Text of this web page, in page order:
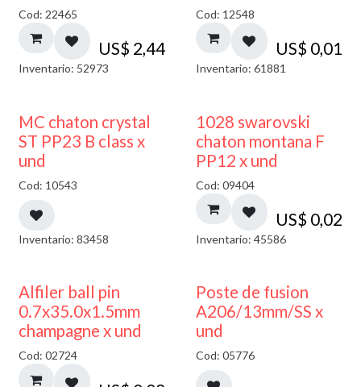
Cod: 22465
US$ 2,44
Inventario: 52973
Cod: 12548
US$ 0,01
Inventario: 61881
MC chaton crystal
ST PP23 B class x
und
Cod: 10543
Inventario: 83458
1028 swarovski
chaton montana F
PP12 x und
Cod: 09404
US$ 0,02
Inventario: 45586
Alfiler ball pin
0.7x35.0x1.5mm
champagne x und
Cod: 02724
Poste de fusion
A206/13mm/SS x
und
Cod: 05776